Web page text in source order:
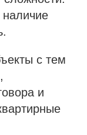
наличие
с тем
и